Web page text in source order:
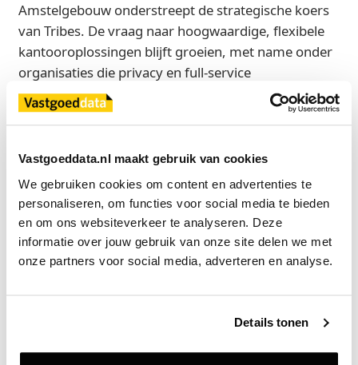
Vastgoeddata.nl maakt gebruik van cookies
We gebruiken cookies om content en advertenties te
personaliseren, om functies voor social media te bieden
en om ons websiteverkeer te analyseren. Deze
informatie over jouw gebruik van onze site delen we met
onze partners voor social media, adverteren en analyse.
Details tonen
Amstelgebouw onderstreept de strategische koers
van Tribes. De vraag naar hoogwaardige, flexibele
kantooroplossingen blijft groeien, met name onder
organisaties die privacy en full-service
ondersteuning combineren.
Tribes
Exclusief voor licentiehouders
Zie direct welke partijen en panden betrokken zijn bij dit nieuws.
Deze informatie is alleen beschikbaar voor licentiehouders van